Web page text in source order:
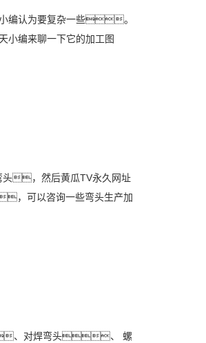
编认为要复杂一些。
编来聊一下它的加工图
，然后黄瓜TV永久网址
，可以咨询一些弯头生产加
、对焊弯头、 螺